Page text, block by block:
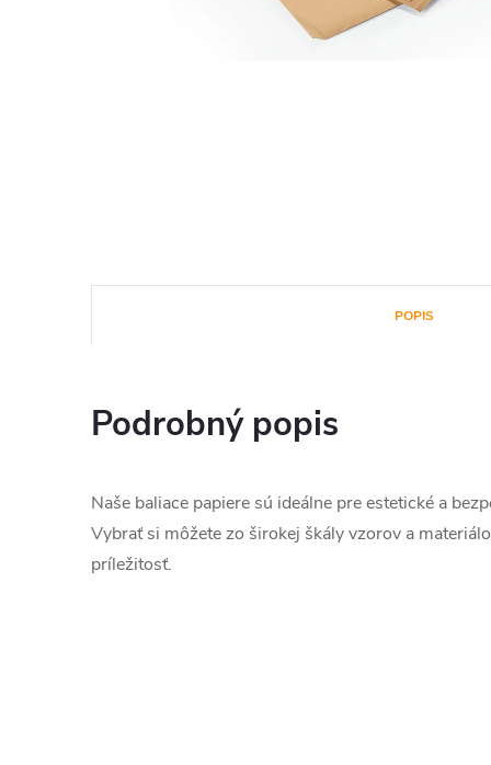
POPIS
Podrobný popis
Naše baliace papiere sú ideálne pre estetické a
Vybrať si môžete zo širokej škály vzorov a
príležitosť.